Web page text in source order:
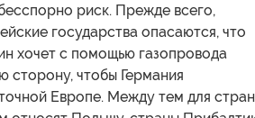
риск. Прежде всего,
государства опасаются, что
хочет с помощью газопровода
сторону, чтобы Германия
Европе. Между тем для стран